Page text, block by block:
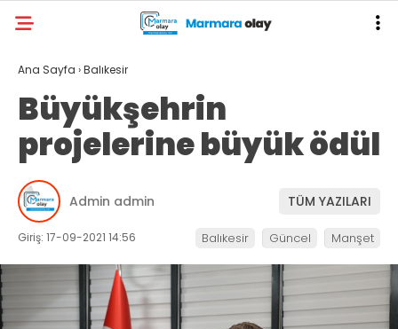
Ana Sayfa ›Balıkesir
Büyükşehrin
projelerine büyük ödül
Admin admin TÜM YAZILARI
Giriş: 17-09-2021 14:56 Balıkesir Güncel Manşet